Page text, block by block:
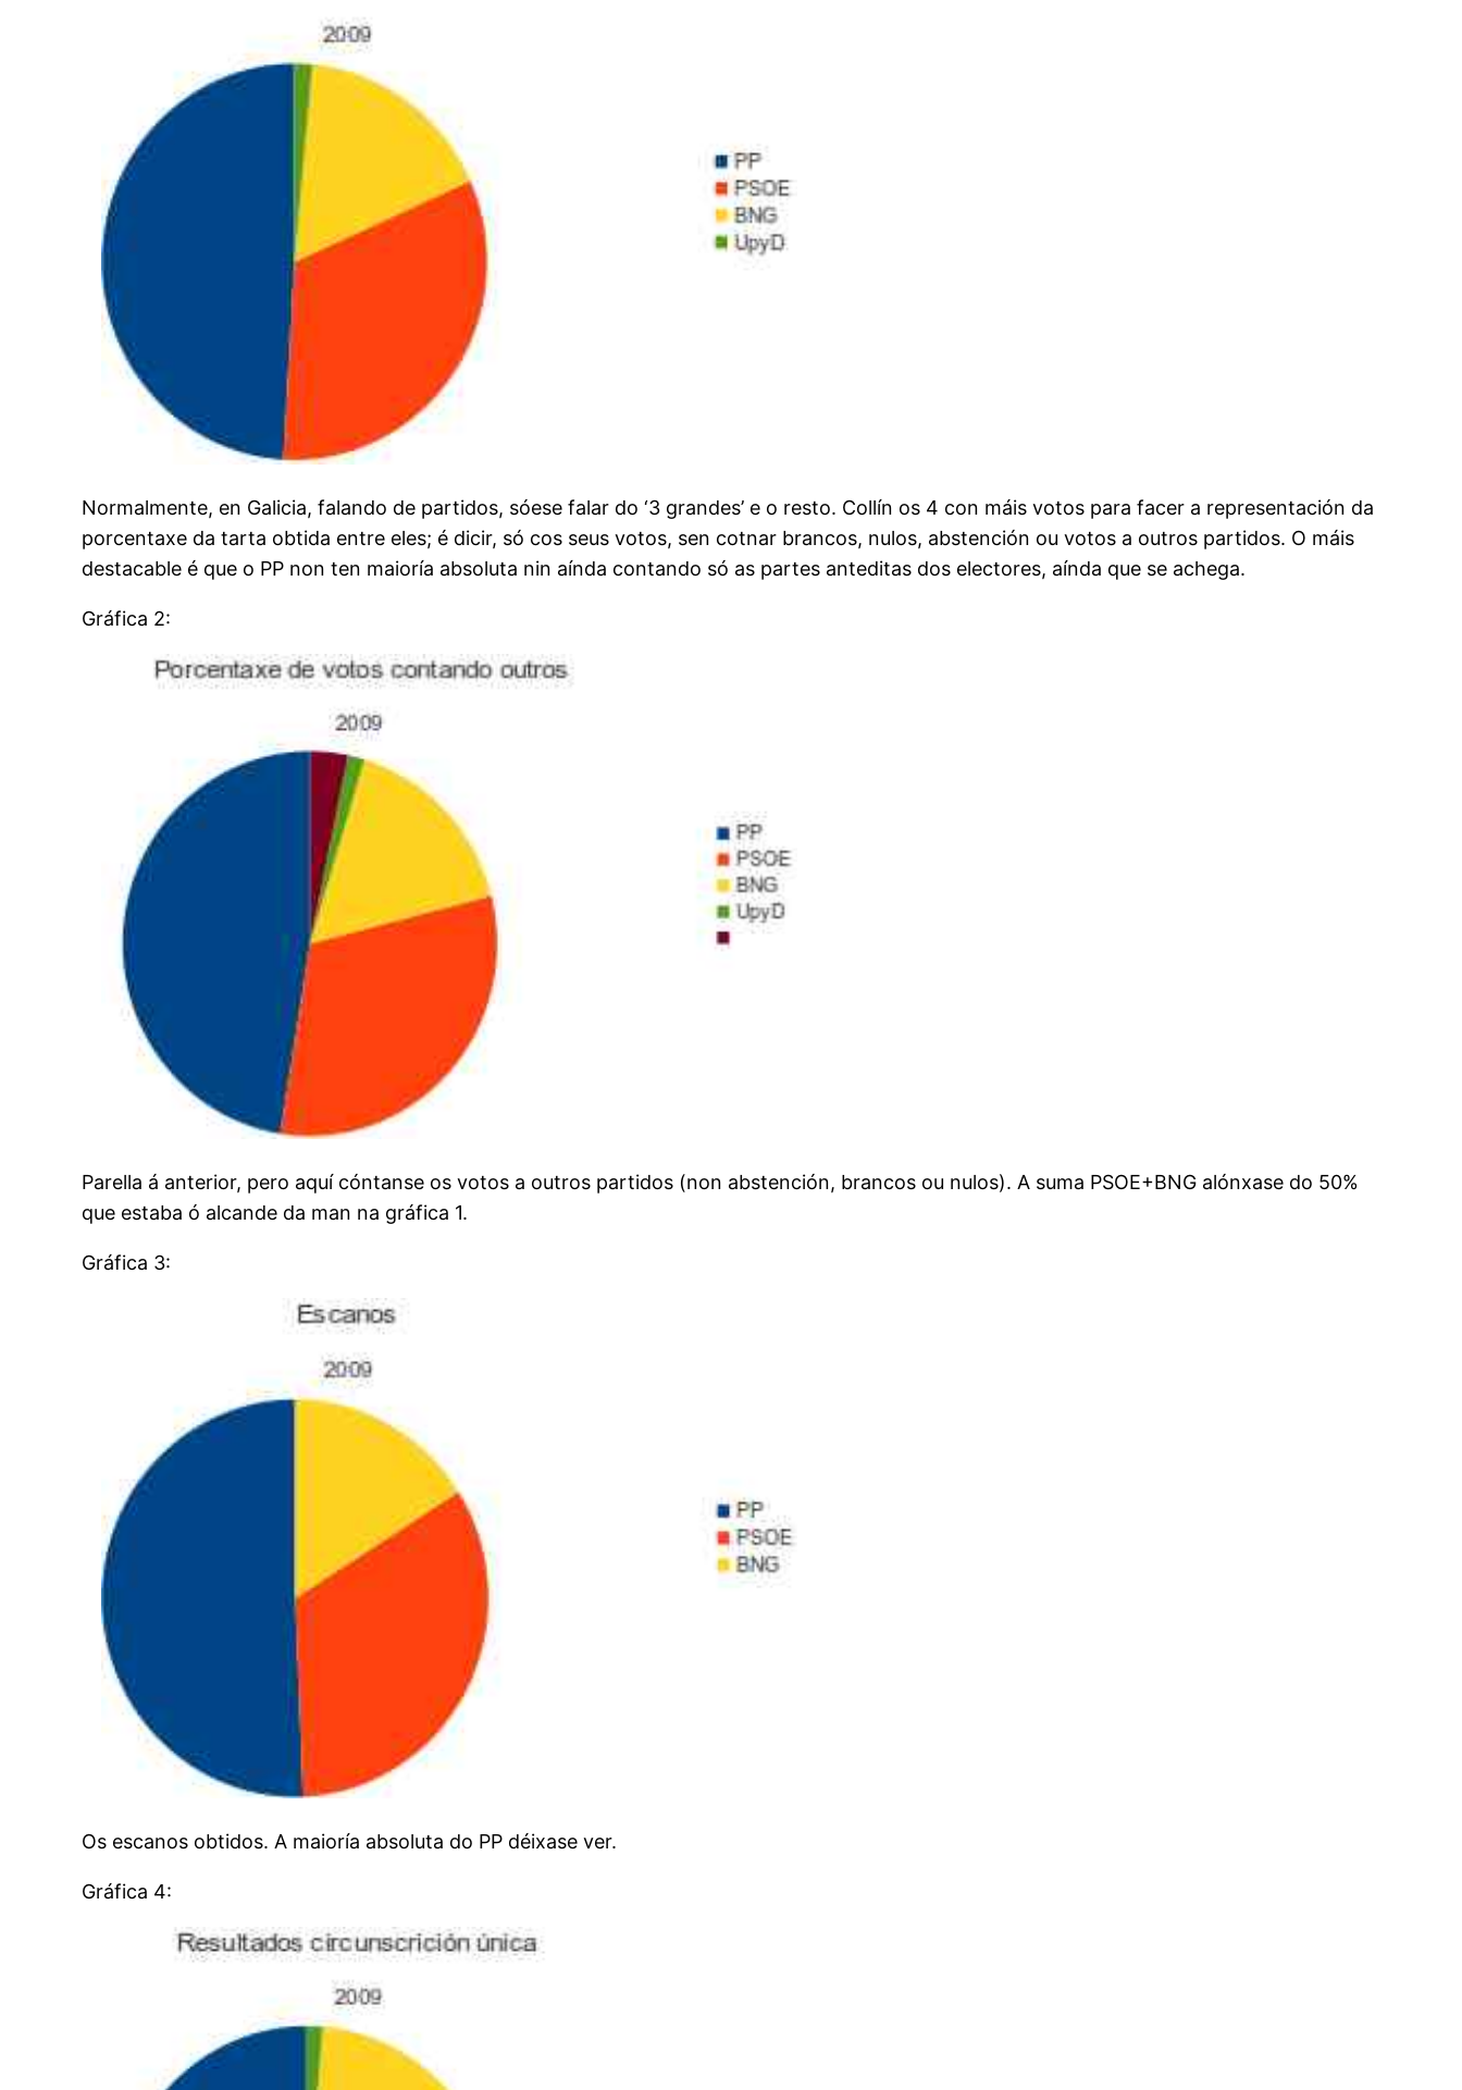
Normalmente, en Galicia, falando de partidos, sóese falar do ‘3 grandes’ e o resto. Collín os 4 con máis votos para facer a representación da
porcentaxe da tarta obtida entre eles; é dicir, só cos seus votos, sen cotnar brancos, nulos, abstención ou votos a outros partidos. O máis
destacable é que o PP non ten maioría absoluta nin aínda contando só as partes anteditas dos electores, aínda que se achega.
Gráfica 2:
Parella á anterior, pero aquí cóntanse os votos a outros partidos (non abstención, brancos ou nulos). A suma PSOE+BNG alónxase do 50%
que estaba ó alcande da man na gráfica 1.
Gráfica 3:
Os escanos obtidos. A maioría absoluta do PP déixase ver.
Gráfica 4: